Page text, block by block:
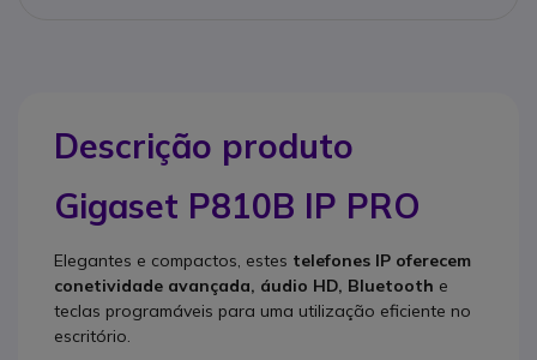
Descrição produto
Gigaset P810B IP PRO
Elegantes e compactos, estes telefones IP oferecem
conetividade avançada, áudio HD, Bluetooth e
teclas programáveis para uma utilização eficiente no
escritório.